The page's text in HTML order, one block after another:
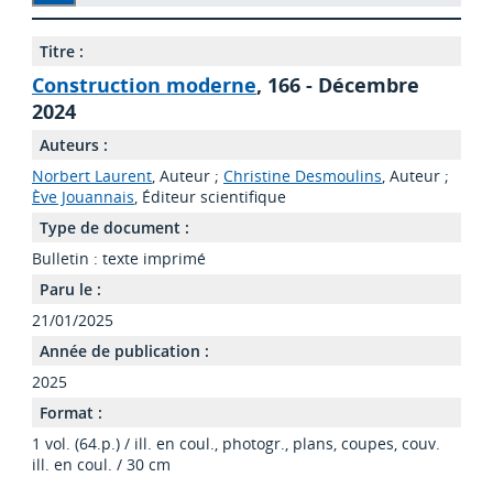
Titre :
Construction moderne, 166 - Décembre
2024
Auteurs :
Norbert Laurent, Auteur ; Christine Desmoulins, Auteur ;
Ève Jouannais, Éditeur scientifique
Type de document :
Bulletin : texte imprimé
Paru le :
21/01/2025
Année de publication :
2025
Format :
1 vol. (64.p.) / ill. en coul., photogr., plans, coupes, couv.
ill. en coul. / 30 cm